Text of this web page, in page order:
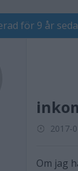
för 9 år
2017-
Om jag